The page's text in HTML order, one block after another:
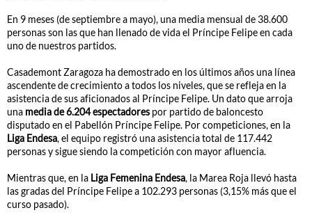
En 9 meses (de septiembre a mayo), una media mensual de 38.600
personas son las que han llenado de vida el Príncipe Felipe en cada
uno de nuestros partidos.
Casademont Zaragoza ha demostrado en los últimos años una línea
ascendente de crecimiento a todos los niveles, que se refleja en la
asistencia de sus aficionados al Príncipe Felipe. Un dato que arroja
una media de 6.204 espectadores por partido de baloncesto
disputado en el Pabellón Príncipe Felipe. Por competiciones, en la
Liga Endesa, el equipo registró una asistencia total de 117.442
personas y sigue siendo la competición con mayor afluencia.
Mientras que, en la Liga Femenina Endesa, la Marea Roja llevó hasta
las gradas del Príncipe Felipe a 102.293 personas (3,15% más que el
curso pasado).